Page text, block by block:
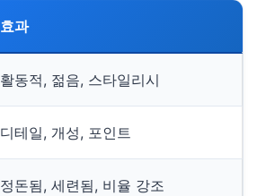
효과
활동적, 젊음, 스타일리시
디테일, 개성, 포인트
정돈됨, 세련됨, 비율 강조